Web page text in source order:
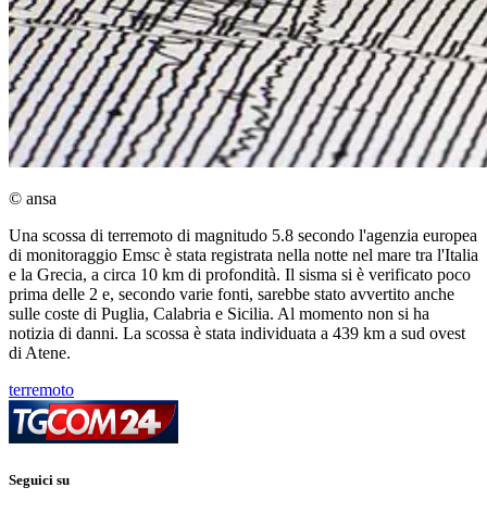
© ansa
Una scossa di terremoto di magnitudo 5.8 secondo l'agenzia europea
di monitoraggio Emsc è stata registrata nella notte nel mare tra l'Italia
e la Grecia, a circa 10 km di profondità. Il sisma si è verificato poco
prima delle 2 e, secondo varie fonti, sarebbe stato avvertito anche
sulle coste di Puglia, Calabria e Sicilia. Al momento non si ha
notizia di danni. La scossa è stata individuata a 439 km a sud ovest
di Atene.
terremoto
Seguici su